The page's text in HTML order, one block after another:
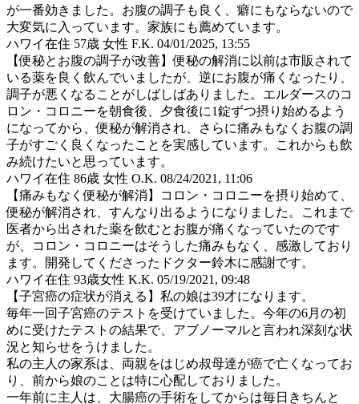
が一番効きました。お腹の調子も良く、癖にもならないので
大変気に入っています。家族にも薦めています。
ハワイ在住 57歳 女性 F.K. 04/01/2025, 13:55
【便秘とお腹の調子が改善】便秘の解消に以前は市販されて
いる薬を良く飲んでいましたが、逆にお腹が痛くなったり、
調子が悪くなることがしばしばありました。エルダースのコ
ロン・コロニーを朝食後、夕食後に1錠ずつ摂り始めるよう
になってから、便秘が解消され、さらに痛みもなくお腹の調
子がすごく良くなったことを実感しています。これからも飲
み続けたいと思っています。
ハワイ在住 86歳 女性 O.K. 08/24/2021, 11:06
【痛みもなく便秘が解消】コロン・コロニーを摂り始めて、
便秘が解消され、すんなり出るようになりました。これまで
医者から出された薬を飲むとお腹が痛くなっていたのです
が、コロン・コロニーはそうした痛みもなく、感激しており
ます。開発してくださったドクター鈴木に感謝です。
ハワイ在住 93歳女性 K.K. 05/19/2021, 09:48
【子宮癌の症状が消える】私の娘は39才になります。
毎年一回子宮癌のテストを受けていました。今年の6月の初
めに受けたテストの結果で、アブノーマルと言われ深刻な状
況と知らせをうけました。
私の主人の家系は、両親をはじめ叔母達が癌で亡くなってお
り、前から娘のことは特に心配しておりました。
一年前に主人は、大腸癌の手術をしてからは毎日きちんと